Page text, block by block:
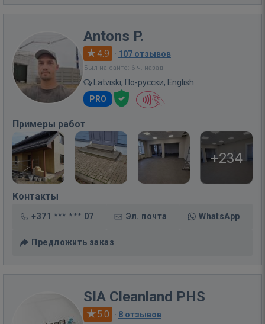
Antons P.
4.9 · 107 отзывов
Был на сайте: 6 ч. назад
Latviski, По-русски, English
PRO
Примеры работ
+234
Контакты
+371 *** *** 07 Эл. почта WhatsApp
Предложить заказ
SIA Cleanland PHS
5.0 · 8 отзывов